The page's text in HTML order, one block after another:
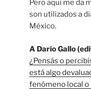
Pero aqui me da
son utilizados a
México.
A Darío Gallo
¿Pensás o
está algo
fenómeno local o